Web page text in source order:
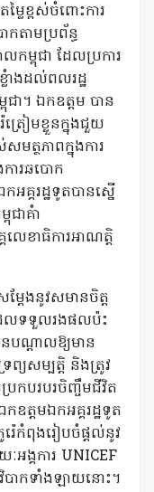
លៃខ្ពស់ចំពោះការ
តាមប្រព័ន្ធ
លកម្ពុជា ដែលប្រការ
លំាងដល់ពលរដ្ឋ
ជា។ ឯកឧត្តម បាន
ត្រៀមខ្លួនក្នុងជួយ
មត្ថភាពក្នុងការ
ារឆបោក
គ្គរដ្ឋទូតបានស្នើ
ជាគំា
លេខាធិការអាណត្តិ
ម្តែងនូវសមានចិត្ត
ែលទទួលរងផលប៉ះ
បណ្តាលឱ្យមាន
ព្យសម្បត្តិ និងត្រូវ
កបរបរចិញ្ចឹមជីវិត
ឧត្តមឯកអគ្គរដ្ឋទូត
េកំពុងរៀបចំផ្តល់នូវ
អង្គការ UNICEF
ាកទាំងឡាយនោះ។